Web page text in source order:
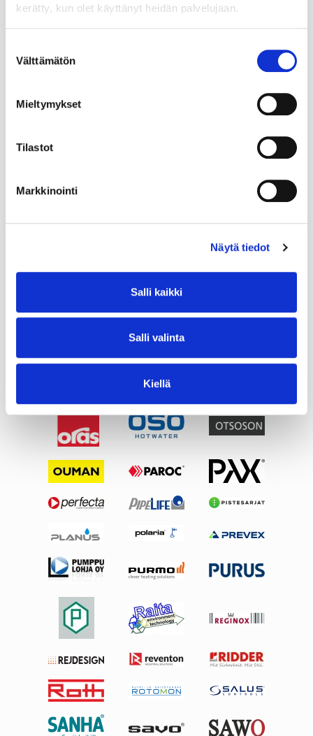
kerätty, kun olet käyttänyt heidän palvelujaan.
valinta
Välttämätön
Mieltymykset
Tilastot
Markkinointi
Näytä tiedot
Salli kaikki
Salli valinta
Kiellä